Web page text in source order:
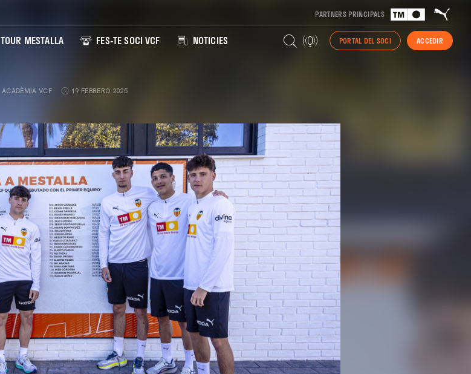
PARTNERS PRINCIPALS
TOUR MESTALLA FES-TE SOCI VCF NOTICIES PORTAL DEL SOCI ACCEDIR
ACADÈMIA VCF 19 FEBRERO 2025